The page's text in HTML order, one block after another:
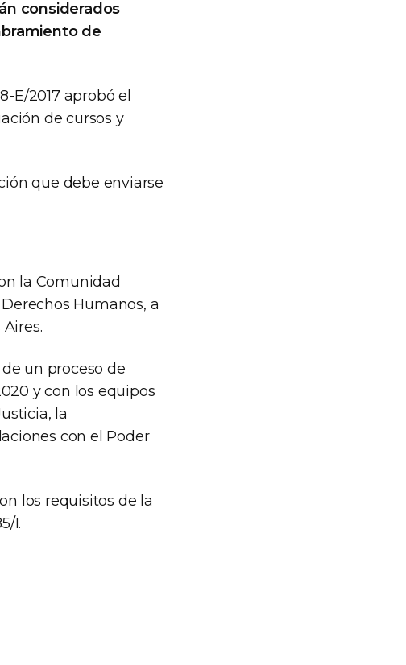
considerados
de
E/2017 aprobó el
de cursos y
que debe enviarse
la Comunidad
Humanos, a
un proceso de
y con los equipos
la
con el Poder
los requisitos de la
I.